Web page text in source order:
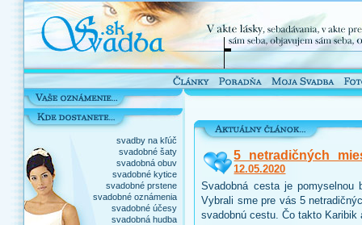
svadby na kľúč
svadobné šaty
svadobná obuv
svadobné kytice
svadobné prstene
svadobné oznámenia
svadobné účesy
svadobná hudba
5 netradičných
12.05.2020
Svadobná cesta je pomyselnou
Vybrali sme pre vás 5
svadobnú cestu. Čo takto Karibik